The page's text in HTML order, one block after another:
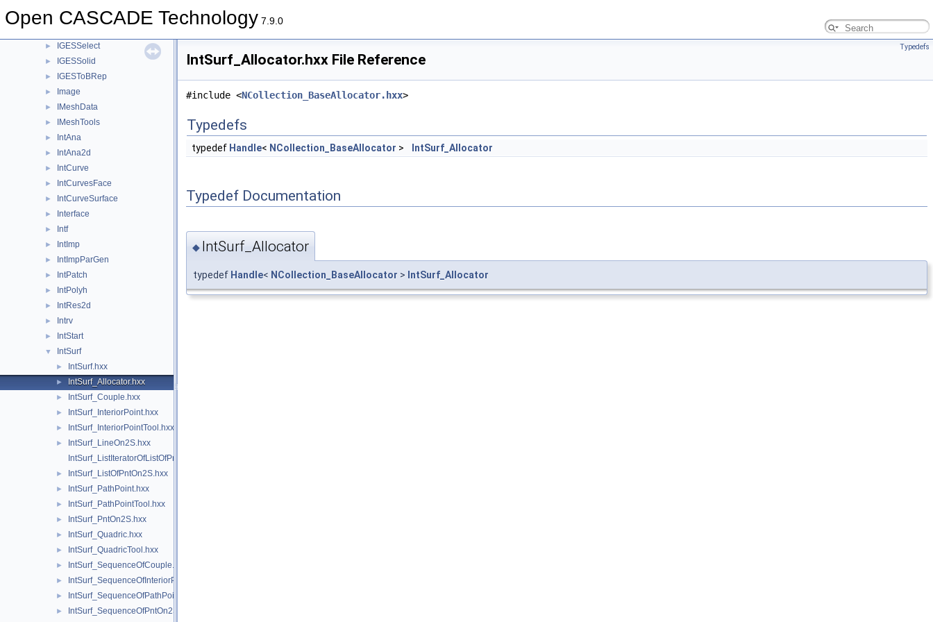
Open CASCADE Technology 7.9.0
► IGESGeom
► IGESSelect
► IGESSolid
► IGESToBRep
► Image
► IMeshData
► IMeshTools
► IntAna
► IntAna2d
► IntCurve
► IntCurvesFace
► IntCurveSurface
► Interface
► Intf
► IntImp
► IntImpParGen
► IntPatch
► IntPolyh
► IntRes2d
► Intrv
► IntStart
▼ IntSurf
► IntSurf.hxx
► IntSurf_Allocator.hxx
► IntSurf_Couple.hxx
► IntSurf_InteriorPoint.hxx
► IntSurf_InteriorPointTool.hxx
►
IntSurf_LineOn2S.hxx
IntSurf_ListIteratorOfListOfPntOn2S.hxx
► IntSurf_ListOfPntOn2S.hxx
► IntSurf_PathPoint.hxx
► IntSurf_PathPointTool.hxx
► IntSurf_PntOn2S.hxx
► IntSurf_Quadric.hxx
► IntSurf_QuadricTool.hxx
► IntSurf_SequenceOfCouple.hxx
► IntSurf_SequenceOfInteriorPoint.hxx
► IntSurf_SequenceOfPathPoint.hxx
►
IntSurf_SequenceOfPntOn2S.hxx
Typedefs
IntSurf_Allocator.hxx File Reference
#include <NCollection_BaseAllocator.hxx>
Typedefs
typedef Handle< NCollection_BaseAllocator > IntSurf_Allocator
Typedef Documentation
◆ IntSurf_Allocator
typedef Handle< NCollection_BaseAllocator > IntSurf_Allocator